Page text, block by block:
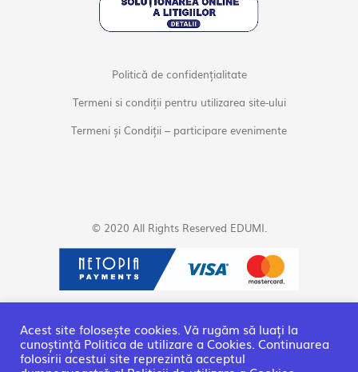
Acest site folosește cookies. Vă rugăm să luați la
cunoștință Politica de utilizare a Cookies. Continuarea
folosirii acestui site reprezintă acceptul
Politică de confidențialitate
Termeni si condiții pentru utilizarea site-ului
Termeni și Condiții – participare evenimente
© 2020 All Rights Reserved EDUMI.